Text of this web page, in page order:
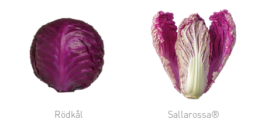
Rödkål Sallarossa®